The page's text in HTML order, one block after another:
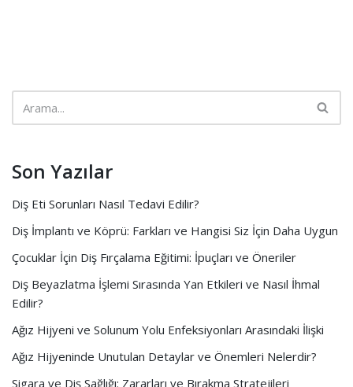
Son Yazılar
Diş Eti Sorunları Nasıl Tedavi Edilir?
Diş İmplantı ve Köprü: Farkları ve Hangisi Siz İçin Daha Uygun
Çocuklar İçin Diş Fırçalama Eğitimi: İpuçları ve Öneriler
Diş Beyazlatma İşlemi Sırasında Yan Etkileri ve Nasıl İhmal
Edilir?
Ağız Hijyeni ve Solunum Yolu Enfeksiyonları Arasındaki İlişki
Ağız Hijyeninde Unutulan Detaylar ve Önemleri Nelerdir?
Sigara ve Diş Sağlığı: Zararları ve Bırakma Stratejileri